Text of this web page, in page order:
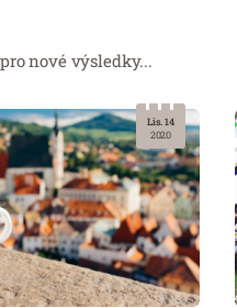
nové výsledky...
Lis. 14
2020